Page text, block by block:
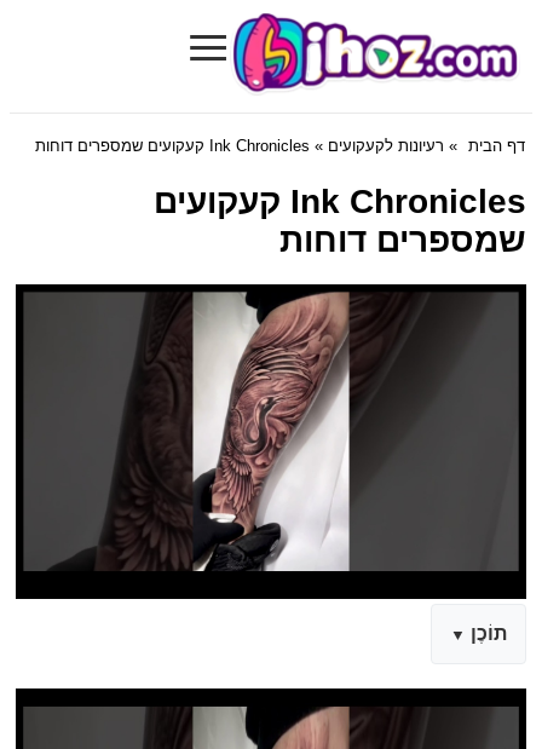
Bihoz.com
≡
דף הבית » רעיונות לקעקועים » Ink Chronicles קעקועים שמספרים דוחות
Ink Chronicles קעקועים
שמספרים דוחות
תוֹכֶן